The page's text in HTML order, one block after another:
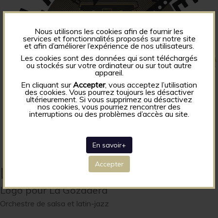
Nous utilisons les cookies afin de fournir les
services et fonctionnalités proposés sur notre site
et afin d’améliorer l’expérience de nos utilisateurs.
Les cookies sont des données qui sont téléchargés
ou stockés sur votre ordinateur ou sur tout autre
appareil.
En cliquant surAccepter, vous acceptez l’utilisation
des cookies. Vous pourrez toujours les désactiver
ultérieurement. Si vous supprimez ou désactivez
nos cookies, vous pourriez rencontrer des
interruptions ou des problèmes d’accès au site.
En savoir+
Accepter
La Gozadera
Logo pour La Gozadera
Orchestre de salsa et latin-jazz